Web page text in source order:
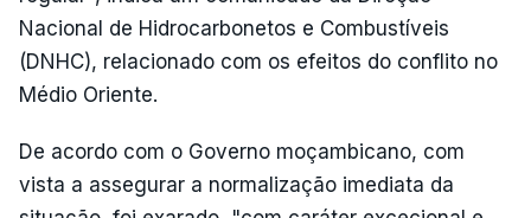
Nacional de Hidrocarbonetos e Combustíveis
(DNHC), relacionado com os efeitos do conflito no
Médio Oriente.
De acordo com o Governo moçambicano, com
vista a assegurar a normalização imediata da